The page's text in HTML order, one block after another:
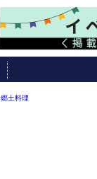
郷土料理